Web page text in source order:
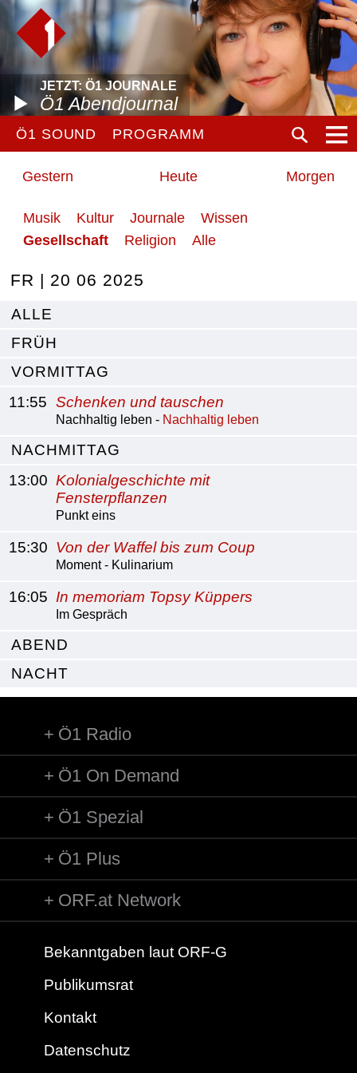
JETZT: Ö1 JOURNALE
Ö1 Abendjournal
Ö1 SOUND PROGRAMM
Gestern Heute Morgen
Musik Kultur Journale
Wissen
Gesellschaft
Religion Alle
FR | 20 06 2025
ALLE
FRÜH
VORMITTAG
11:55 Schenken und tauschen
Nachhaltig leben - Nachhaltig leben
NACHMITTAG
13:00 Kolonialgeschichte mit
Fensterpflanzen
Punkt eins
15:30 Von der Waffel bis zum Coup
Moment - Kulinarium
16:05 In memoriam Topsy Küppers
Im Gespräch
ABEND
NACHT
Ö1 Radio
Ö1 On Demand
Ö1 Spezial
Ö1 Plus
ORF.at Network
Bekanntgaben laut ORF-G
Publikumsrat
Kontakt
Datenschutz